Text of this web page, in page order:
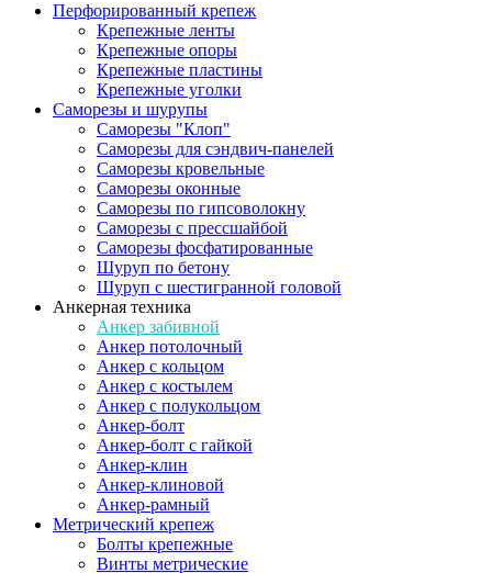
Перфорированный крепеж
Крепежные ленты
Крепежные опоры
Крепежные пластины
Крепежные уголки
Саморезы и шурупы
Саморезы "Клоп"
Саморезы для сэндвич-панелей
Саморезы кровельные
Саморезы оконные
Саморезы по гипсоволокну
Саморезы с прессшайбой
Саморезы фосфатированные
Шуруп по бетону
Шуруп с шестигранной головой
Анкерная техника
Анкер забивной
Анкер потолочный
Анкер с кольцом
Анкер с костылем
Анкер с полукольцом
Анкер-болт
Анкер-болт с гайкой
Анкер-клин
Анкер-клиновой
Анкер-рамный
Метрический крепеж
Болты крепежные
Винты метрические